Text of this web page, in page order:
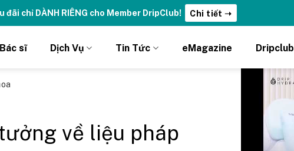
chỉ DÀNH RIÊNG cho Member DripClub! Chi tiết ➝
sĩ Dịch Vụ Tin Tức eMagazine Dripclub
về liệu pháp